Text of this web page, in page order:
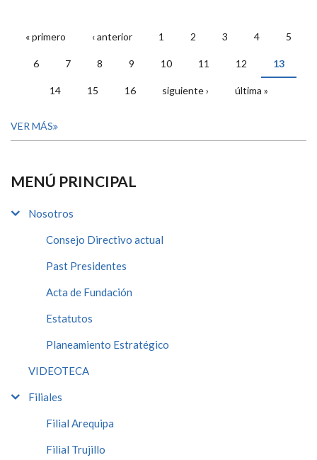
PÁGINAS
« primero ‹ anterior 1 2 3 4 5
6 7 8 9 10 11 12 13
14 15 16 siguiente › última »
VER MÁS
MENÚ PRINCIPAL
Nosotros
Consejo Directivo actual
Past Presidentes
Acta de Fundación
Estatutos
Planeamiento Estratégico
VIDEOTECA
Filiales
Filial Arequipa
Filial Trujillo